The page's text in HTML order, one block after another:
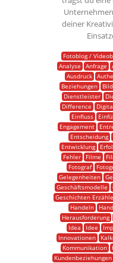
deiner
Fotoblog /
Analyse
Anfrage
Ausdruck
Beziehungen
Dienstleister
Difference
Einfluss
Engagement
Entscheidung
Entwicklung
Fehler
Filme
Fotograf
Gelegenheiten
Geschäftsmodelle
Geschichten
Handeln
Herausforderung
Idea
Idee
Innovationen
Kommunikation
Kundenbeziehungen